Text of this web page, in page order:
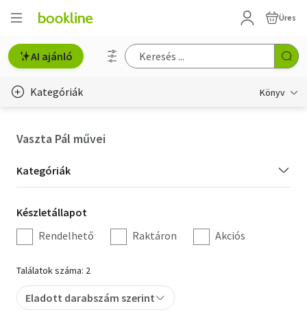
Üres
AI ajánló
Kategóriák Könyv
Hobbi, szabadidő
Irodalom
Művészet
Szakkönyv
Vaszta Pál művei
Kategória
szűrés
Kategóriák
Készletállapot
szűrés
Készletállapot
Rendelhető
Raktáron Akciós
Találatok száma: 2
Eladott darabszám szerint